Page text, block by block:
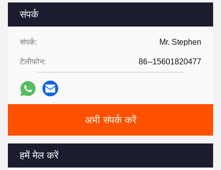
संपर्क
संपर्क: Mr. Stephen
टेलीफोन: 86--15601820477
अभी संपर्क करें
हमें मेल करें